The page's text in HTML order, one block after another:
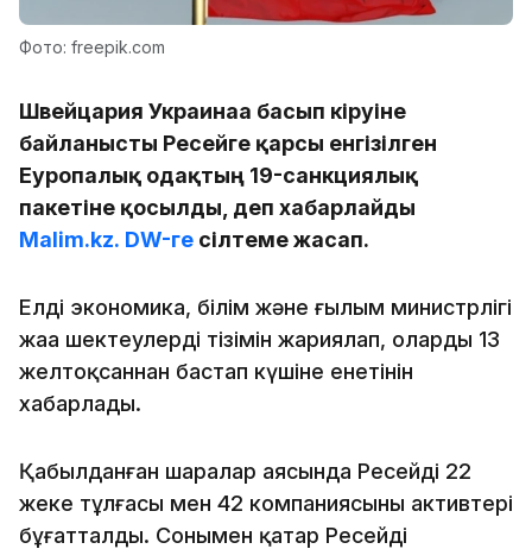
Фото: freepik.com
Швейцария Украинаға басып кіруіне
байланысты Ресейге қарсы енгізілген
Еуропалық одақтың 19-санкциялық
пакетіне қосылды, деп хабарлайды
Malim.kz. DW-ге сілтеме жасап.
Елдің экономика, білім және ғылым министрлігі
жаңа шектеулердің тізімін жариялап, олардың 13
желтоқсаннан бастап күшіне енетінін
хабарлады.
Қабылданған шаралар аясында Ресейдің 22
жеке тұлғасы мен 42 компаниясының активтері
бұғатталды. Сонымен қатар Ресейдің